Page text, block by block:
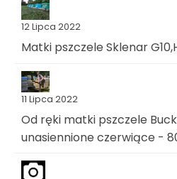
12 Lipca 2022
Matki pszczele Sklenar
11 Lipca 2022
Od ręki matki pszczele
unasiennione czerwiące -